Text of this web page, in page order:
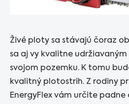
Živé ploty sa stávajú čoraz
sa aj vy kvalitne
svojom pozemku. K tomu
kvalitný plotostrih. Z rodiny
EnergyFlex vám určite padne